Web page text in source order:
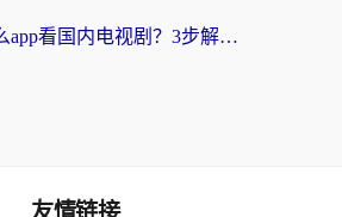
在国外用什么app看国内电视剧？3步解决版权限制+卡顿难题